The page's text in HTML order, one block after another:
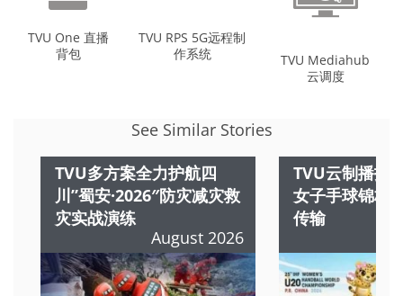
TVU One 直播
背包
TVU RPS 5G远程制
作系统
TVU Mediahub
云调度
See Similar Stories
TVU多方案全力护航四
川”蜀安·2026″防灾减灾救
灾实战演练
August 2026
TVU云制播护
女子手球锦标
传输